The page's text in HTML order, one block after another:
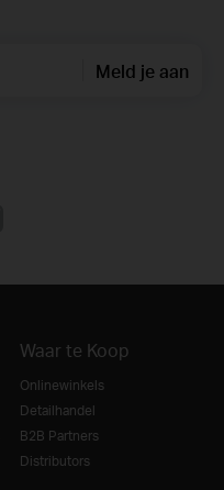
Meld je aan
Waar te Koop
Onlinewinkels
Detailhandel
B2B Partners
Distributors